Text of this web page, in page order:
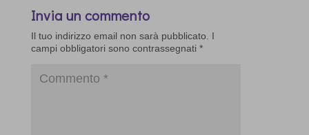
Invia un commento
Il tuo indirizzo email non sarà pubblicato.
I
campi obbligatori sono contrassegnati *